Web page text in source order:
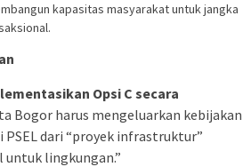
kapasitas masyarakat untuk jangka
Opsi C secara
Bogor harus mengeluarkan kebijakan
dari “proyek infrastruktur”
untuk lingkungan.”